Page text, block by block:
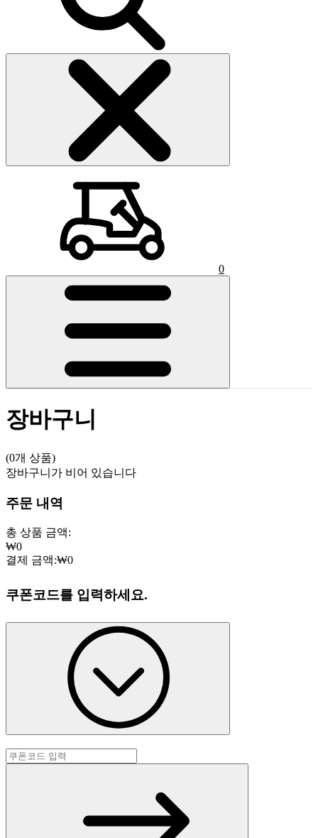
0
장바구니
(0개 상품)
장바구니가 비어 있습니다
주문 내역
총 상품 금액:
₩0
결제 금액:₩0
쿠폰코드를 입력하세요.